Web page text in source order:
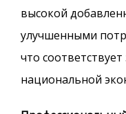
высокой
улучшенными
что
национальной